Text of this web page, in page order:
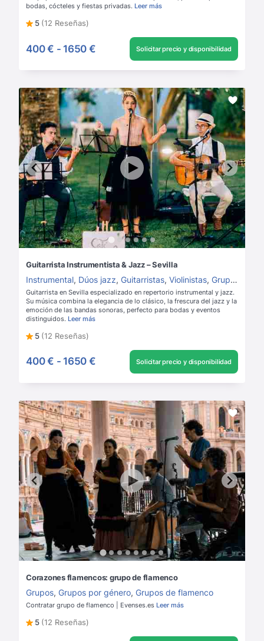
bodas, cócteles y fiestas privadas. Leer más
5 (12 Reseñas)
400 € - 1650 € Solicitar precio y disponibilidad
Guitarrista Instrumentista & Jazz – Sevilla
Instrumental, Dúos jazz, Guitarristas, Violinistas, Grupos de música para boda
Guitarrista en Sevilla especializado en repertorio instrumental y jazz.
Su música combina la elegancia de lo clásico, la frescura del jazz y la
emoción de las bandas sonoras, perfecto para bodas y eventos
distinguidos. Leer más
5 (12 Reseñas)
400 € - 1650 € Solicitar precio y disponibilidad
Corazones flamencos: grupo de flamenco
Grupos, Grupos por género, Grupos de flamenco
Contratar grupo de flamenco | Evenses.es Leer más
5 (12 Reseñas)